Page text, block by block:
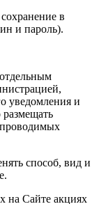
в
и пароль).
уведомления и
способ, вид и
на Сайте акциях